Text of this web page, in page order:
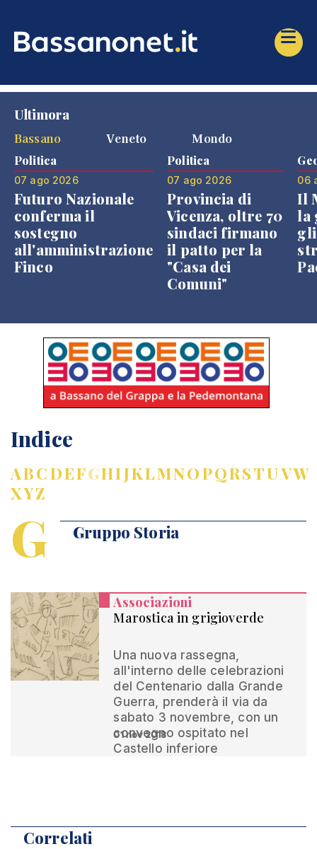
Ultimora
Bassano
Veneto Mondo
Politica
07 ago 2026
Futuro Nazionale
conferma il
sostegno
all'amministrazione
Finco
Politica
07 ago 2026
Provincia di
Vicenza, oltre 70
sindaci firmano
il patto per la
"Casa dei
Comuni"
06
Il
la
Indice
ABCDEFGHIJKLMNOPQRSTUVW
XYZ
G Gruppo Storia
Associazioni
Marostica in grigioverde
Una nuova rassegna,
all'interno delle celebrazioni
del Centenario dalla Grande
Guerra, prenderà il via da
sabato 3 novembre, con un
convegno ospitato nel
Castello inferiore
01 nov 2018
Correlati